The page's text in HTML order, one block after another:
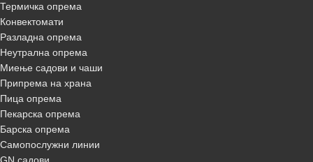
Термичка опрема
Конвектомати
Разладна опрема
Неутрална опрема
Миење садови и чаши
Припрема на храна
Пица опрема
Пекарска опрема
Барска опрема
Самопослужни линии